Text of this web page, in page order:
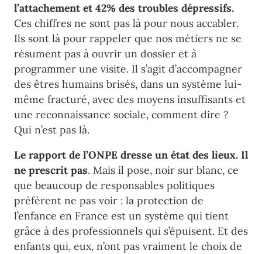
l’attachement et 42% des troubles dépressifs.
Ces chiffres ne sont pas là pour nous accabler.
Ils sont là pour rappeler que nos métiers ne se
résument pas à ouvrir un dossier et à
programmer une visite. Il s’agit d’accompagner
des êtres humains brisés, dans un système lui-
même fracturé, avec des moyens insuffisants et
une reconnaissance sociale, comment dire ?
Qui n’est pas là.
Le rapport de l’ONPE dresse un état des lieux. Il
ne prescrit pas. Mais il pose, noir sur blanc, ce
que beaucoup de responsables politiques
préfèrent ne pas voir : la protection de
l’enfance en France est un système qui tient
grâce à des professionnels qui s’épuisent. Et des
enfants qui, eux, n’ont pas vraiment le choix de